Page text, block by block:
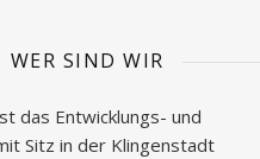
WER SIND WIR
das Entwicklungs- und
Sitz in der Klingenstadt